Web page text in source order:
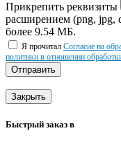
Прикрепить реквизиты
расширением (png, jpg,
более 9.54 МБ.
Я прочитал Согласие на
политики в отношении
Отправить
Закрыть
Быстрый заказ в